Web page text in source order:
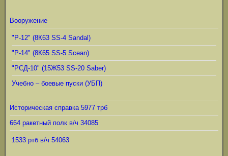
Вооружение
"Р-12" (8К63 SS-4 Sandal)
"Р-14" (8К65 SS-5 Scean)
"РСД-10" (15Ж53 SS-20 Saber)
Учебно – боевые пуски (УБП)
Историческая справка 5977 трб
664 ракетный полк в/ч 34085
1533 ртб в/ч 54063